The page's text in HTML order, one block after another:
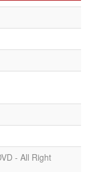
- All Right